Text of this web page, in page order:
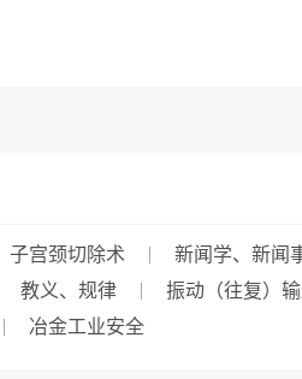
子宫颈切除术 新闻学、新闻
教义、规律 振动（往复）
冶金工业安全